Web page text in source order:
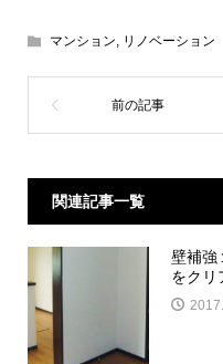
マンション リノベーション
関連記事一覧
壁補強
をクリ